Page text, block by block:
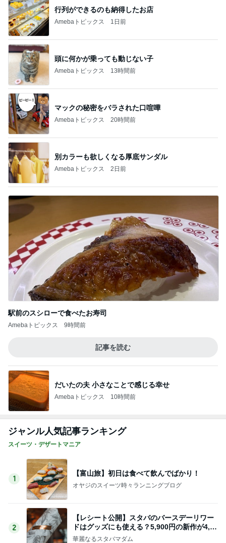
行列ができるのも納得したお店
Amebaトピックス 1日前
頭に何かが乗っても動じない子
Amebaトピックス 13時間前
マックの秘密をバラされた口喧嘩
Amebaトピックス 20時間前
別カラーも欲しくなる厚底サンダル
Amebaトピックス 2日前
駅前のスシローで食べたお寿司
Amebaトピックス 9時間前
記事を読む
だいたの夫 小さなことで感じる幸せ
Amebaトピックス 10時間前
ジャンル人気記事ランキング
スイーツ・デザートマニア
1
【富山旅】初日は食べて飲んでばかり！
オヤジのスイーツ時々ランニングブログ
2
【レシート公開】スタバのバースデーリワー
ドはグッズにも使える？5,900円の新作が4,88
1円に
華麗なるスタバマダム